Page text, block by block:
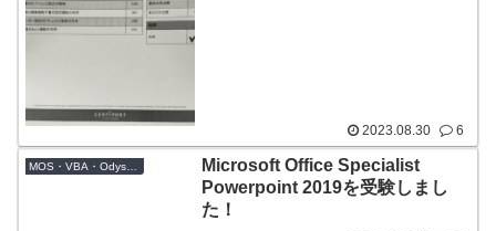
2023.08.30 6
MOS・VBA・Odyssey系CBT
Microsoft Office Specialist
Powerpoint 2019を受験しまし
た！